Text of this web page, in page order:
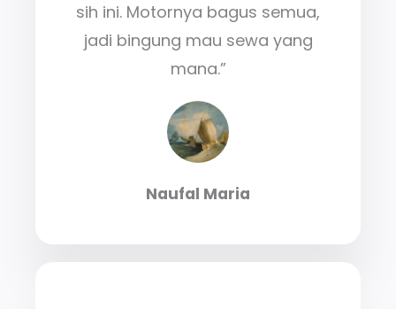
sih ini. Motornya bagus semua,
jadi bingung mau sewa yang
mana.”
Naufal Maria